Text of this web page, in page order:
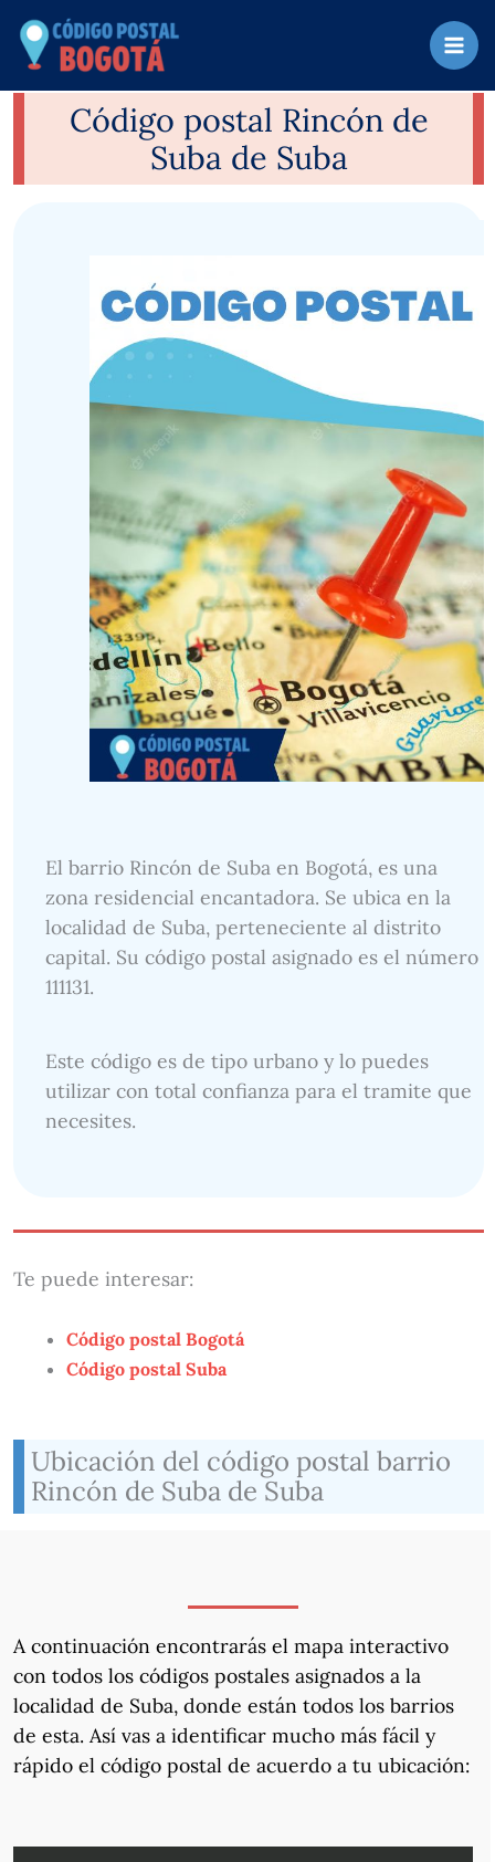
contenido
Código postal Rincón de
Suba de Suba
El barrio Rincón de Suba en Bogotá, es una
zona residencial encantadora. Se ubica en la
localidad de Suba, perteneciente al distrito
capital. Su código postal asignado es el número
111131.
Este código es de tipo urbano y lo puedes
utilizar con total confianza para el tramite que
necesites.
Te puede interesar:
Código postal Bogotá
Código postal Suba
Ubicación del código postal barrio
Rincón de Suba de Suba
A continuación encontrarás el mapa interactivo
con todos los códigos postales asignados a la
localidad de Suba, donde están todos los barrios
de esta. Así vas a identificar mucho más fácil y
rápido el código postal de acuerdo a tu ubicación: